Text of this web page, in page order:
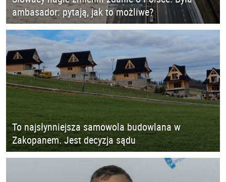
ambasador: pytają, jak to możliwe?
To najsłynniejsza samowola budowlana w
Zakopanem. Jest decyzja sądu